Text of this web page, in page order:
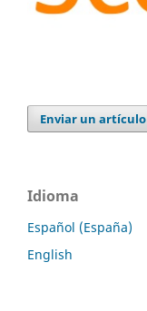
Enviar un artículo
Idioma
Español (España)
English